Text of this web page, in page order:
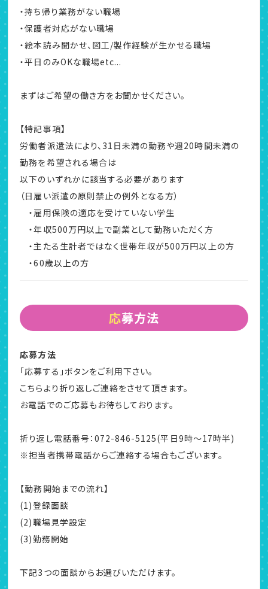
・持ち帰り業務がない職場
・保護者対応がない職場
・絵本読み聞かせ、図工/製作経験が生かせる職場
・平日のみOKな職場etc...
まずはご希望の働き方をお聞かせください。
【特記事項】
労働者派遣法により、31日未満の勤務や週20時間未満の
勤務を希望される場合は
以下のいずれかに該当する必要があります
（日雇い派遣の原則禁止の例外となる方）
・雇用保険の適応を受けていない学生
・年収500万円以上で副業として勤務いただく方
・主たる生計者ではなく世帯年収が500万円以上の方
・60歳以上の方
応募方法
応募方法
「応募する」ボタンをご利用下さい。
こちらより折り返しご連絡をさせて頂きます。
お電話でのご応募もお待ちしております。
折り返し電話番号：072-846-5125(平日9時～17時半)
※担当者携帯電話からご連絡する場合もございます。
【勤務開始までの流れ】
(1)登録面談
(2)職場見学設定
(3)勤務開始
下記3つの面談からお選びいただけます。